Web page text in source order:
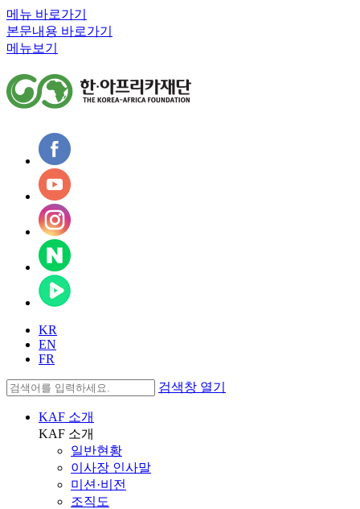
메뉴 바로가기
본문내용 바로가기
메뉴보기
KR
EN
FR
검색창 열기
KAF 소개
KAF 소개
일반현황
이사장 인사말
미션·비전
조직도